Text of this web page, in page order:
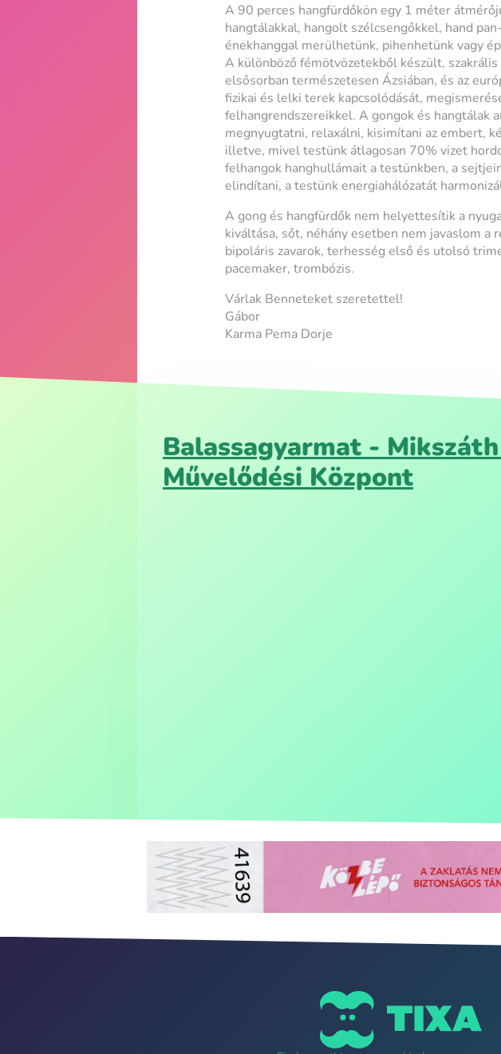
A 90 perces hangfürdőkön egy 1 méter
hangtálakkal, hangolt szélcsengőkkel, hand
énekhanggal merülhetünk, pihenhetünk vagy
A különböző fémötvözetekből készült,
elsősorban természetesen Ázsiában, és az
fizikai és lelki terek kapcsolódását,
felhangrendszereikkel. A gongok és hangtálak
megnyugtatni, relaxálni, kisimítani az embert,
illetve, mivel testünk átlagosan 70% vizet
felhangok hanghullámait a testünkben, a
elindítani, a testünk energiahálózatát
A gong és hangfürdők nem helyettesítik a
kiváltása, sőt, néhány esetben nem javaslom a
bipoláris zavarok, terhesség első és utolsó
pacemaker, trombózis.
Várlak Benneteket szeretettel!
Gábor
Karma Pema Dorje
Balassagyarmat -
Művelődési Központ